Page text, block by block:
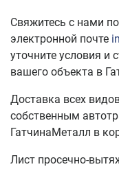
Свяжитесь с нами
электронной почте
уточните условия и
вашего объекта в
Доставка всех
собственным
ГатчинаМеталл в
Лист просечно-